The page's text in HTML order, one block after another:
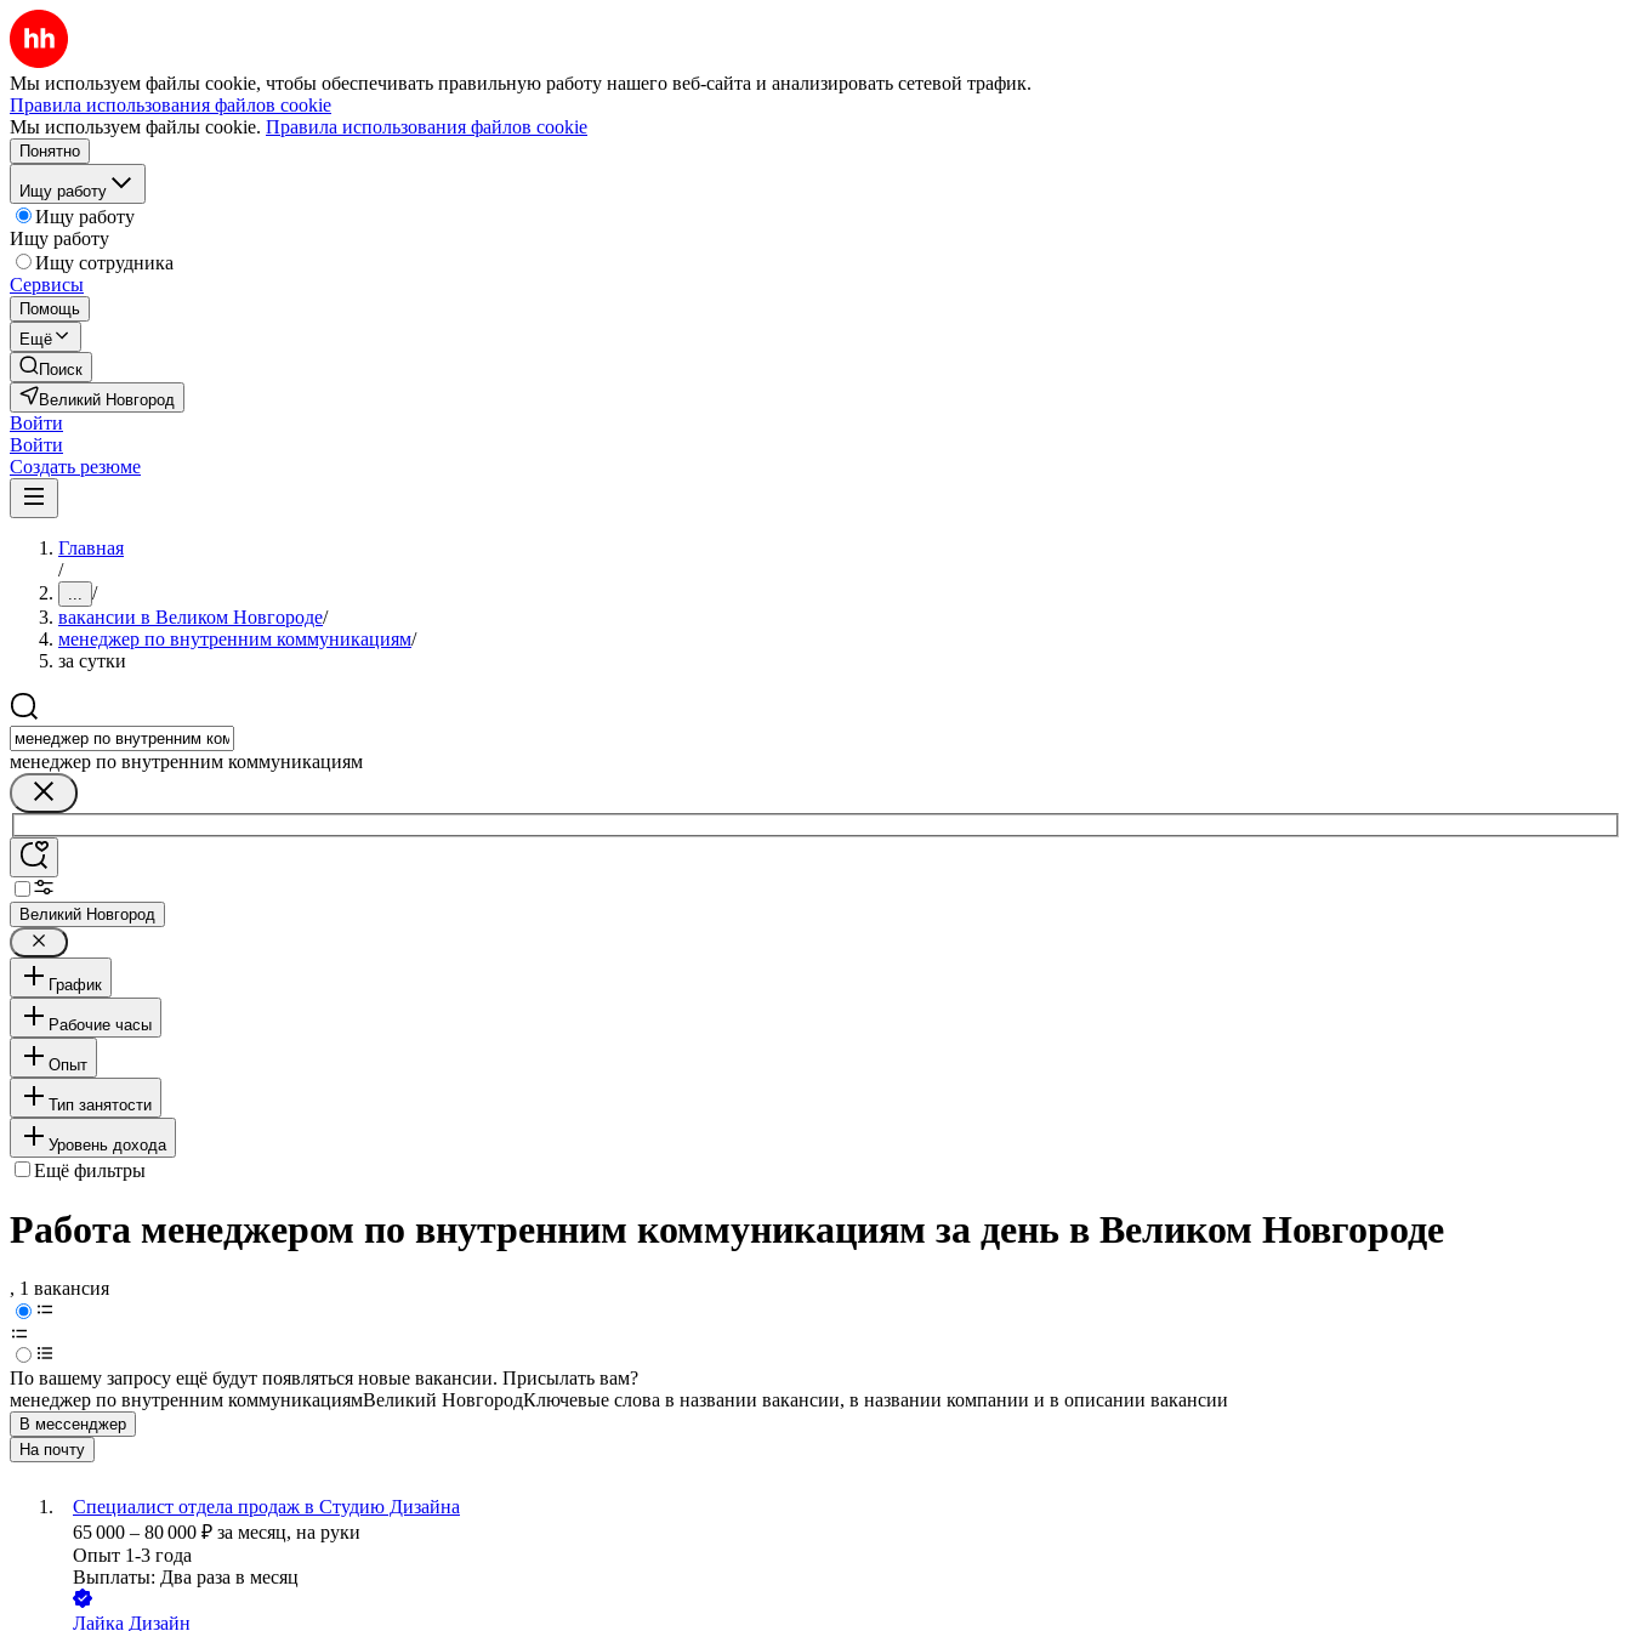
Мы используем файлы cookie, чтобы обеспечивать правильную работу нашего веб-сайта и анализировать сетевой трафик.
Правила использования файлов cookie
Мы используем файлы cookie. Правила использования файлов cookie
Понятно
Ищу работу
Ищу работу
Ищу работу
Ищу сотрудника
Сервисы
Помощь
Ещё
Поиск
Великий Новгород
Войти
Войти
Создать резюме
Главная
/
... /
вакансии в Великом Новгороде/
менеджер по внутренним коммуникациям/
за сутки
менеджер по внутренним коммуникациям
Великий Новгород
График
Рабочие часы
Опыт
Тип занятости
Уровень дохода
Ещё фильтры
Работа менеджером по внутренним коммуникациям за день в Великом Новгороде
, 1 вакансия
По вашему запросу ещё будут появляться новые вакансии. Присылать вам?
менеджер по внутренним коммуникациямВеликий НовгородКлючевые слова в названии вакансии, в названии компании и в описании вакансии
В мессенджер
На почту
Специалист отдела продаж в Студию Дизайна
65 000 – 80 000 ₽ за месяц, на руки
Опыт 1-3 года
Выплаты: Два раза в месяц
Лайка Дизайн